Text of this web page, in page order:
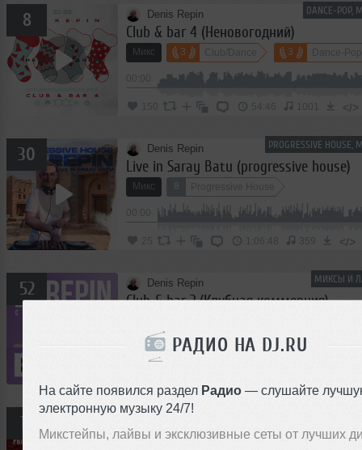
РАДИО НА DJ.RU
На сайте появился раздел Радио — слушайте
электронную музыку 24/7!
Микстейпы, лайвы и эксклюзивные сеты от лучших
DANCE-
8 Denis Repin
Club & bar 4 (Неновогодний)
Микс 3 Club/Dance 3 Dance-Pop
150 54:46 </>
PROGRESSIVE
30 Denis Repin
Live in Saray Batu (progressive house)
Микс Progressive House
25 1:06:48 359 </>
МИКСЫ И
52 Denis Repin
Club & bar 2 (Клубная коммерция)
00:00
16 Denis Repin
DJ Repin - Muzvizor (Event prime Time